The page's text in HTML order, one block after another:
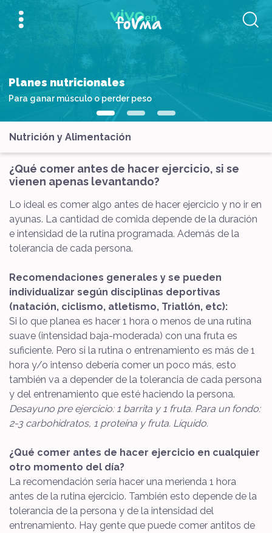
Planes nutricionales
Para ganar músculo o perder peso
Nutrición y Alimentación
¿Qué comer antes de hacer ejercicio, si se
vienen apenas levantando?
Lo ideal es comer algo antes de hacer ejercicio y no ir en
ayunas. La cantidad de comida depende de la duración
e intensidad de la rutina programada. Además de la
tolerancia de cada persona.
Recomendaciones generales y se pueden
individualizar según disciplinas deportivas
(natación, ciclismo, atletismo, Triatlón, etc):
Si lo que planea es hacer 1 hora o menos de una rutina
suave (intensidad baja-moderada) con una fruta es
suficiente. Pero si la rutina o entrenamiento es más de 1
hora y/o intenso debería comer un poco más, esto
también va a depender de la tolerancia de cada persona
y del entrenamiento que esté haciendo la persona.
Desayuno pre ejercicio: 1 barrita y 1 fruta. Para un fondo:
2-3 carbohidratos, 1 proteína y fruta. Líquido.
¿Qué comer antes de hacer ejercicio en cualquier
otro momento del día?
La recomendación sería hacer una merienda 1 hora
antes de la rutina ejercicio. También esto depende de la
tolerancia de la persona y de la intensidad del
entrenamiento. Hay gente que puede comer antitos de